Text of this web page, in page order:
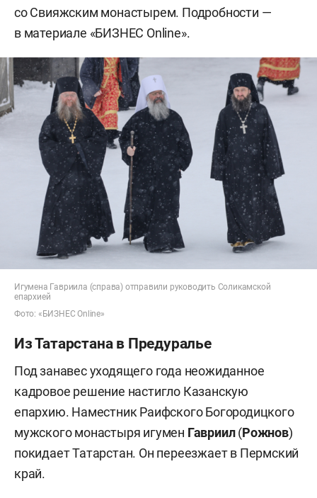
со Свияжским монастырем. Подробности —
в материале «БИЗНЕС Online».
Игумена Гавриила (справа) отправили руководить Соликамской
епархией
Фото: «БИЗНЕС Online»
Из Татарстана в Предуралье
Под занавес уходящего года неожиданное
кадровое решение настигло Казанскую
епархию. Наместник Раифского Богородицкого
мужского монастыря игумен Гавриил(Рожнов)
покидает Татарстан. Он переезжает в Пермский
край.